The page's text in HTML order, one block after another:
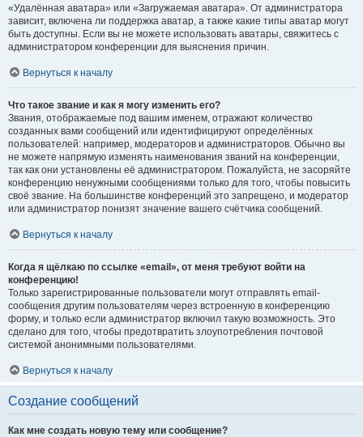
«Удалённая аватара» или «Загружаемая аватара». От администратора
зависит, включена ли поддержка аватар, а также какие типы аватар могут
быть доступны. Если вы не можете использовать аватары, свяжитесь с
администратором конференции для выяснения причин.
Вернуться к началу
Что такое звание и как я могу изменить его?
Звания, отображаемые под вашим именем, отражают количество
созданных вами сообщений или идентифицируют определённых
пользователей: например, модераторов и администраторов. Обычно вы
не можете напрямую изменять наименования званий на конференции,
так как они установлены её администратором. Пожалуйста, не засоряйте
конференцию ненужными сообщениями только для того, чтобы повысить
своё звание. На большинстве конференций это запрещено, и модератор
или администратор понизят значение вашего счётчика сообщений.
Вернуться к началу
Когда я щёлкаю по ссылке «email», от меня требуют войти на
конференцию!
Только зарегистрированные пользователи могут отправлять email-
сообщения другим пользователям через встроенную в конференцию
форму, и только если администратор включил такую возможность. Это
сделано для того, чтобы предотвратить злоупотребления почтовой
системой анонимными пользователями.
Вернуться к началу
Создание сообщений
Как мне создать новую тему или сообщение?